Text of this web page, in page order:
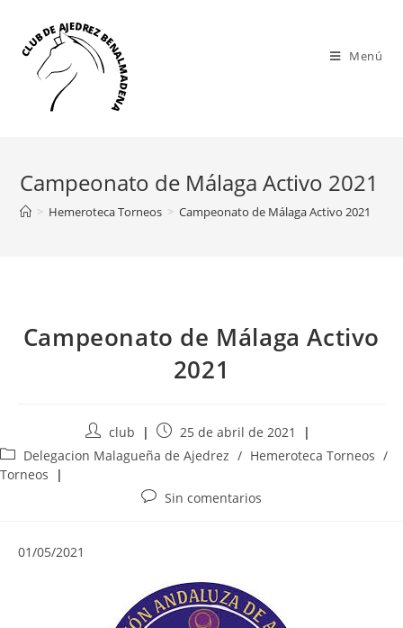
contenido
Menú
Campeonato de Málaga Activo 2021
> Hemeroteca Torneos > Campeonato de Málaga Activo 2021
Campeonato de Málaga Activo
2021
Autor
de
club
Publicación
de
25 de abril de 2021
Categoría
de
Delegacion Malagueña de Ajedrez / Hemeroteca Torneos /
Torneos
Comentarios
Sin comentarios
01/05/2021